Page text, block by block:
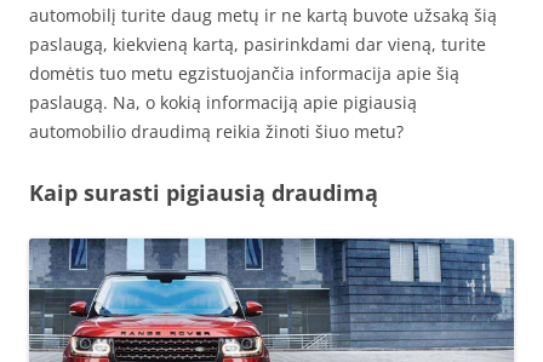
automobilį turite daug metų ir ne kartą buvote užsaką šią
paslaugą, kiekvieną kartą, pasirinkdami dar vieną, turite
domėtis tuo metu egzistuojančia informacija apie šią
paslaugą. Na, o kokią informaciją apie pigiausią
automobilio draudimą reikia žinoti šiuo metu?
Kaip surasti pigiausią draudimą